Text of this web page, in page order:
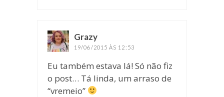
Grazy
19/06/2015 ÀS 12:53
Eu também estava lá! Só não fiz
o post… Tá linda, um arraso de
“vremeio”